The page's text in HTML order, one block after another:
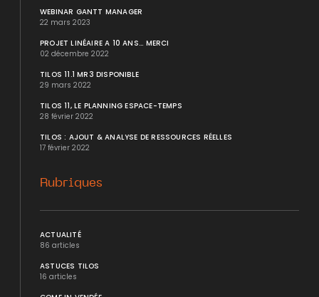
WEBINAR GANTT MANAGER
22 mars 2023
PROJET LINÉAIRE A 10 ANS... MERCI
02 décembre 2022
TILOS 11.1 MR3 DISPONIBLE
29 mars 2022
TILOS 11, LE PLANNING ESPACE-TEMPS
28 février 2022
TILOS : AJOUT & ANALYSE DE RESSOURCES RÉELLES
17 février 2022
Rubriques
ACTUALITÉ
86 articles
ASTUCES TILOS
16 articles